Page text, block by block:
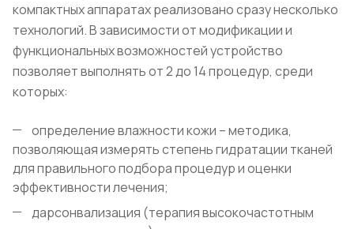
компактных аппаратах реализовано сразу несколько
технологий. В зависимости от модификации и
функциональных возможностей устройство
позволяет выполнять от 2 до 14 процедур, среди
которых:
определение влажности кожи – методика,
позволяющая измерять степень гидратации тканей
для правильного подбора процедур и оценки
эффективности лечения;
дарсонвализация (терапия высокочастотным